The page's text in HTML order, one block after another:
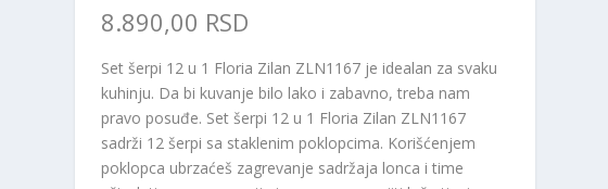
8.890,00 RSD
Set šerpi 12 u 1 Floria Zilan ZLN1167 je idealan za svaku
kuhinju. Da bi kuvanje bilo lako i zabavno, treba nam
pravo posuđe. Set šerpi 12 u 1 Floria Zilan ZLN1167
sadrži 12 šerpi sa staklenim poklopcima. Korišćenjem
poklopca ubrzaćeš zagrevanje sadržaja lonca i time